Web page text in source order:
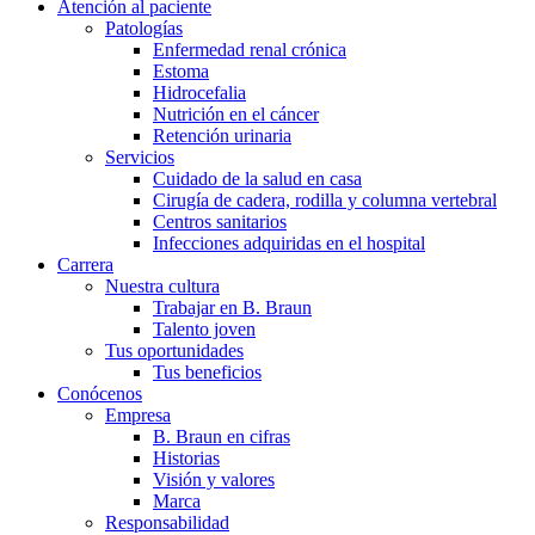
Atención al paciente
Patologías
Enfermedad renal crónica
Estoma
Hidrocefalia
Nutrición en el cáncer
Retención urinaria
Servicios
Cuidado de la salud en casa
Cirugía de cadera, rodilla y columna vertebral
Centros sanitarios
Infecciones adquiridas en el hospital
Carrera
Nuestra cultura
Trabajar en B. Braun
Talento joven
Tus oportunidades
Tus beneficios
Conócenos
Empresa
B. Braun en cifras
Historias
Visión y valores
Marca
Responsabilidad